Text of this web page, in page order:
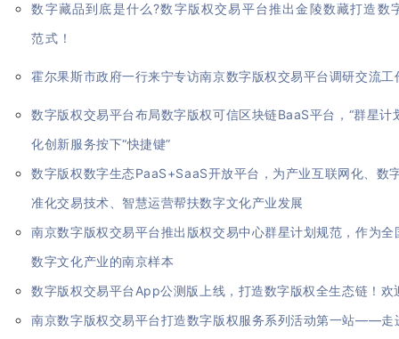
数字藏品到底是什么?数字版权交易平台推出金陵数藏打造数
范式！
霍尔果斯市政府一行来宁专访南京数字版权交易平台调研交流工
数字版权交易平台布局数字版权可信区块链BaaS平台，“群星计
化创新服务按下“快捷键”
数字版权数字生态PaaS+SaaS开放平台，为产业互联网化、数
准化交易技术、智慧运营帮扶数字文化产业发展
南京数字版权交易平台推出版权交易中心群星计划规范，作为
数字文化产业的南京样本
数字版权交易平台App公测版上线，打造数字版权全生态链！欢
南京数字版权交易平台打造数字版权服务系列活动第一站——走